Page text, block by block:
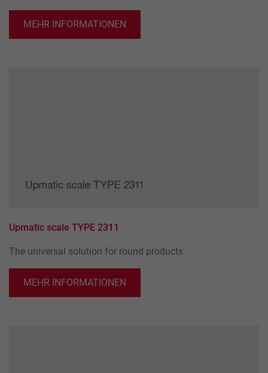
MEHR INFORMATIONEN
Upmatic scale TYPE 2311
The universal solution for round products
MEHR INFORMATIONEN